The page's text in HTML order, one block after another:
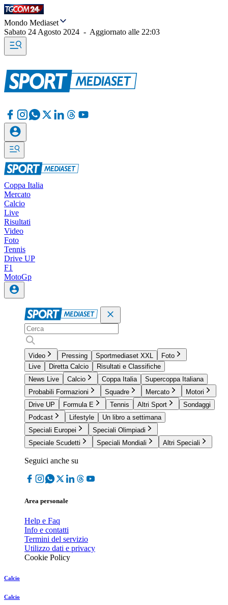
Mondo Mediaset
Sabato 24 Agosto 2024 - Aggiornato alle 22:03
Coppa Italia
Mercato
Calcio
Live
Risultati
Video
Foto
Tennis
Drive UP
F1
MotoGp
Video Pressing Sportmediaset XXL
Foto
Live
Diretta Calcio
Risultati e Classifiche
News Live
Calcio Coppa Italia
Supercoppa Italiana
Probabili Formazioni
Squadre Mercato
Motori
Drive UP
Formula E Tennis Altri Sport
Sondaggi
Podcast
Lifestyle
Un libro a settimana
Speciali Europei
Speciali Olimpiadi
Speciale Scudetti
Speciali Mondiali Altri Speciali
Seguici anche su
Area personale
Help e Faq
Info e contatti
Termini del servizio
Utilizzo dati e privacy
Cookie Policy
Calcio
Calcio